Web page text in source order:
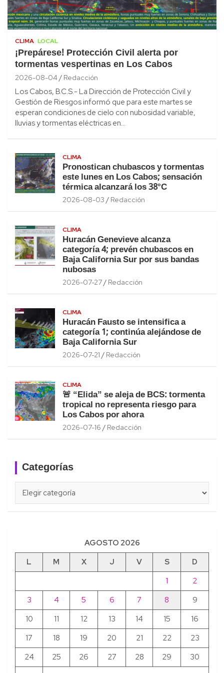
CLIMA LOCAL
¡Prepárese! Protección Civil alerta por
tormentas vespertinas en Los Cabos
2026-08-04 Redacción
Los Cabos, B.C.S.- La Dirección de Protección Civil y
Gestión de Riesgos informó que para este martes se
esperan condiciones de cielo con nubosidad variable,
lluvias y tormentas eléctricas en…
CLIMA
Pronostican chubascos y tormentas
este lunes en Los Cabos; sensación
térmica alcanzará los 38°C
2026-08-03 Redacción
CLIMA
Huracán Genevieve alcanza
categoría 4; prevén chubascos en
Baja California Sur por sus bandas
nubosas
2026-07-27 Redacción
CLIMA
Huracán Fausto se intensifica a
categoría 1; continúa alejándose de
Baja California Sur
2026-07-21 Redacción
CLIMA
🚨 “Elida” se aleja de BCS: tormenta
tropical no representa riesgo para
Los Cabos por ahora
2026-07-16 Redacción
Categorías
AGOSTO 2026
L
M X J V S
D
1
2
3
4 5 6 7 8
9
10
11 12 13 14 15
16
17
18 19 20 21 22
23
24
25 26 27 28 29
30